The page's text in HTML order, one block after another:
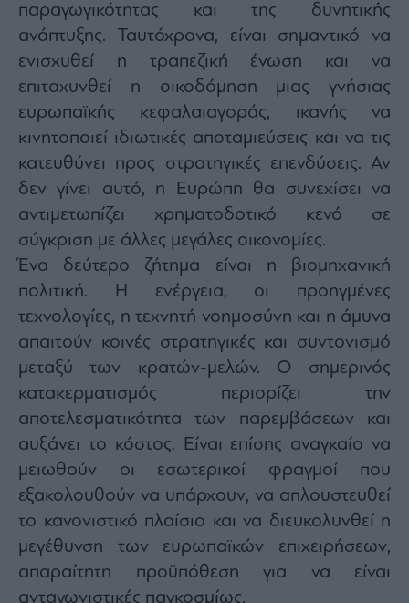
παραγωγικότητας και της δυνητικής
ανάπτυξης. Ταυτόχρονα, είναι σημαντικό να
ενισχυθεί η τραπεζική ένωση και να
επιταχυνθεί η οικοδόμηση μιας γνήσιας
ευρωπαϊκής κεφαλαιαγοράς, ικανής να
κινητοποιεί ιδιωτικές αποταμιεύσεις και να τις
κατευθύνει προς στρατηγικές επενδύσεις. Αν
δεν γίνει αυτό, η Ευρώπη θα συνεχίσει να
αντιμετωπίζει χρηματοδοτικό κενό σε
σύγκριση με άλλες μεγάλες οικονομίες.
Ένα δεύτερο ζήτημα είναι η βιομηχανική
πολιτική. Η ενέργεια, οι προηγμένες
τεχνολογίες, η τεχνητή νοημοσύνη και η άμυνα
απαιτούν κοινές στρατηγικές και συντονισμό
μεταξύ των κρατών-μελών. Ο σημερινός
κατακερματισμός περιορίζει την
αποτελεσματικότητα των παρεμβάσεων και
αυξάνει το κόστος. Είναι επίσης αναγκαίο να
μειωθούν οι εσωτερικοί φραγμοί που
εξακολουθούν να υπάρχουν, να απλουστευθεί
το κανονιστικό πλαίσιο και να διευκολυνθεί η
μεγέθυνση των ευρωπαϊκών επιχειρήσεων,
απαραίτητη προϋπόθεση για να είναι
ανταγωνιστικές παγκοσμίως.